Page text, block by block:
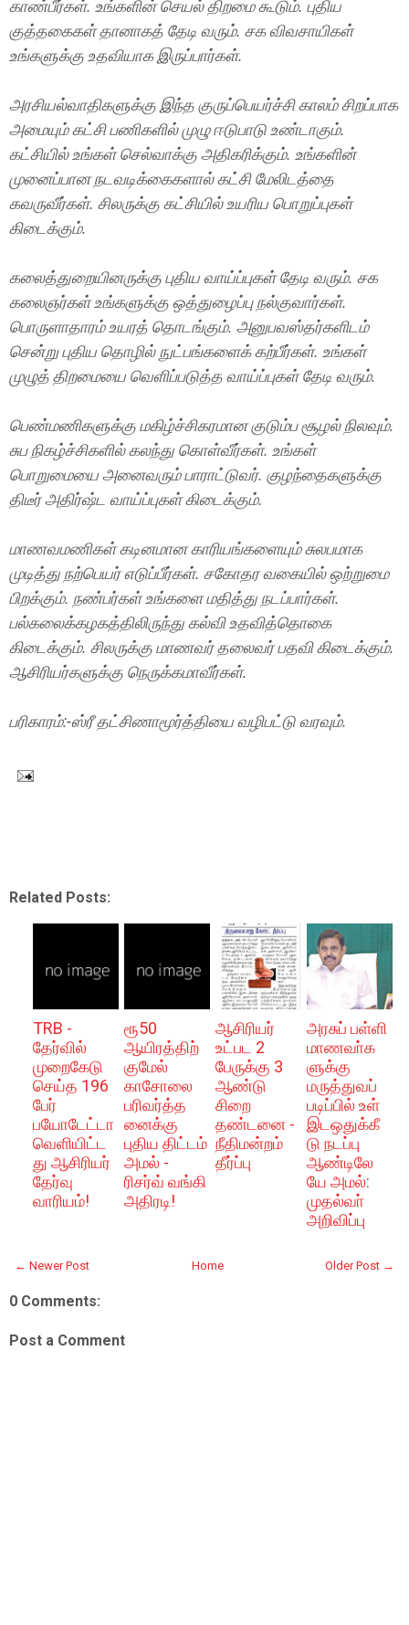
காண்பீர்கள். உங்களின் செயல் திறமை கூடும். புதிய
குத்தகைகள் தானாகத் தேடி வரும். சக விவசாயிகள்
உங்களுக்கு உதவியாக இருப்பார்கள்.
அரசியல்வாதிகளுக்கு இந்த குருப்பெயர்ச்சி காலம் சிறப்பாக
அமையும் கட்சி பணிகளில் முழு ஈடுபாடு உண்டாகும்.
கட்சியில் உங்கள் செல்வாக்கு அதிகரிக்கும். உங்களின்
முனைப்பான நடவடிக்கைகளால் கட்சி மேலிடத்தை
கவருவீர்கள். சிலருக்கு கட்சியில் உயரிய பொறுப்புகள்
கிடைக்கும்.
கலைத்துறையினருக்கு புதிய வாய்ப்புகள் தேடி வரும். சக
கலைஞர்கள் உங்களுக்கு ஒத்துழைப்பு நல்குவார்கள்.
பொருளாதாரம் உயரத் தொடங்கும். அனுபவஸ்தர்களிடம்
சென்று புதிய தொழில் நுட்பங்களைக் கற்பீர்கள். உங்கள்
முழுத் திறமையை வெளிப்படுத்த வாய்ப்புகள் தேடி வரும்.
பெண்மணிகளுக்கு மகிழ்ச்சிகரமான குடும்ப சூழல் நிலவும்.
சுப நிகழ்ச்சிகளில் கலந்து கொள்வீர்கள். உங்கள்
பொறுமையை அனைவரும் பாராட்டுவர். குழந்தைகளுக்கு
திடீர் அதிர்ஷ்ட வாய்ப்புகள் கிடைக்கும்.
மாணவமணிகள் கடினமான காரியங்களையும் சுலபமாக
முடித்து நற்பெயர் எடுப்பீர்கள். சகோதர வகையில் ஒற்றுமை
பிறக்கும். நண்பர்கள் உங்களை மதித்து நடப்பார்கள்.
பல்கலைக்கழகத்திலிருந்து கல்வி உதவித்தொகை
கிடைக்கும். சிலருக்கு மாணவர் தலைவர் பதவி கிடைக்கும்.
ஆசிரியர்களுக்கு நெருக்கமாவீர்கள்.
பரிகாரம்:-ஸ்ரீ தட்சிணாமூர்த்தியை வழிபட்டு வரவும்.
Related Posts:
TRB -
தேர்வில்
முறைகேடு
செய்த 196
பேர்
பயோடேட்டா
வெளியிட்ட
து ஆசிரியர்
தேர்வு
வாரியம்!
ரூ50
ஆயிரத்திற்
குமேல்
காசோலை
பரிவர்த்த
னைக்கு
புதிய திட்டம்
அமல் -
ரிசர்வ் வங்கி
அதிரடி!
ஆசிரியர்
உட்பட 2
பேருக்கு 3
ஆண்டு
சிறை
தண்டனை -
நீதிமன்றம்
தீர்ப்பு
அரசுப் பள்ளி
மாணவா்க
ளுக்கு
மருத்துவப்
படிப்பில் உள்
இடஒதுக்கீ
டு நடப்பு
ஆண்டிலே
யே அமல்:
முதல்வா்
அறிவிப்பு
← Newer Post Older Post →
Home
0 Comments:
Post a Comment